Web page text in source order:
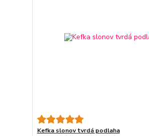
Kefka slonov tvrdá podlaha